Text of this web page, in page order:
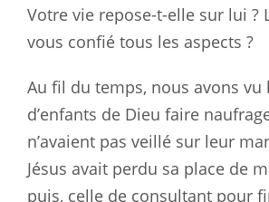
Votre vie repose-t-elle sur lui ?
vous confié tous les aspects ?
Au fil du temps, nous avons
d’enfants de Dieu faire
n’avaient pas veillé sur leur
Jésus avait perdu sa place de
puis, celle de consultant pour